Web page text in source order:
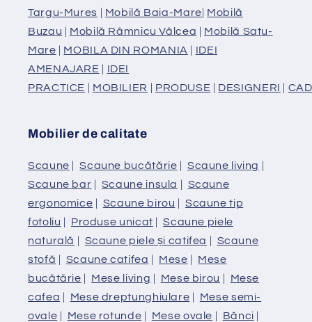
Targu-Mures | Mobilă Baia-Mare| Mobilă
Buzau | Mobilă Râmnicu Vâlcea | Mobilă Satu-
Mare | MOBILA DIN ROMANIA | IDEI
AMENAJARE | IDEI
PRACTICE | MOBILIER | PRODUSE | DESIGNERI |
Mobilier de calitate
Scaune |Scaune bucătărie | Scaune living |
Scaune bar | Scaune insula | Scaune
ergonomice | Scaune birou | Scaune tip
fotoliu | Produse unicat |Scaune piele
naturală | Scaune piele și catifea | Scaune
stofă | Scaune catifea | Mese | Mese
bucătărie | Mese living | Mese birou | Mese
cafea | Mese dreptunghiulare | Mese semi-
ovale | Mese rotunde | Mese ovale | Bănci |